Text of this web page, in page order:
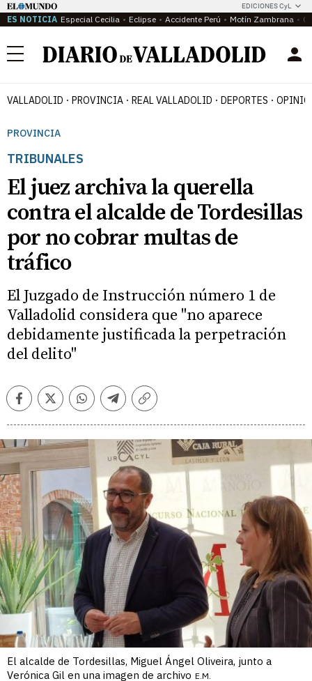
EDICIONES CyL
ES NOTICIA Especial Cecilia Eclipse Accidente Perú Motín Zambrana
Menú
VALLADOLID PROVINCIA REAL VALLADOLID DEPORTES
PROVINCIA
TRIBUNALES
El juez archiva la querella
contra el alcalde de Tordesillas
por no cobrar multas de
tráfico
El Juzgado de Instrucción número 1 de
Valladolid considera que "no aparece
debidamente justificada la perpetración
del delito"
FacebookTwitterWhatsappTelegramCopiar
El alcalde de Tordesillas, Miguel Ángel Oliveira, junto a
Verónica Gil en una imagen de archivo E.M.